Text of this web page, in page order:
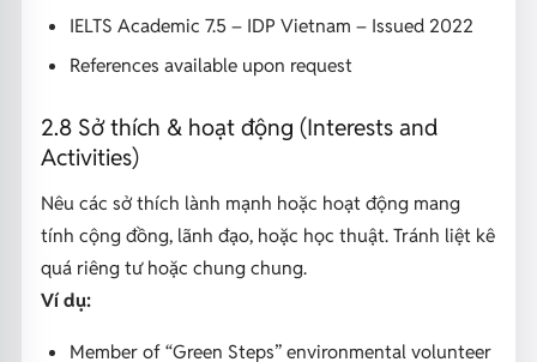
IELTS Academic 7.5 – IDP Vietnam – Issued 2022
References available upon request
2.8 Sở thích & hoạt động (Interests and
Activities)
Nêu các sở thích lành mạnh hoặc hoạt động mang
tính cộng đồng, lãnh đạo, hoặc học thuật. Tránh liệt kê
quá riêng tư hoặc chung chung.
Ví dụ:
Member of “Green Steps” environmental volunteer